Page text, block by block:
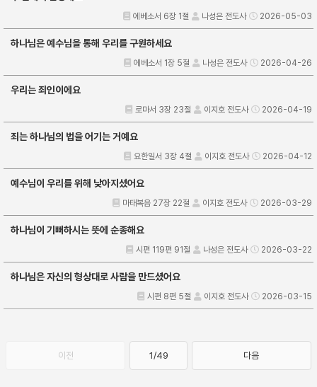
에베소서 6장 1절 나성은 전도사 2026-05-03
하나님은 예수님을 통해 우리를 구원하세요
에베소서 1장 5절 나성은 전도사 2026-04-26
우리는 죄인이에요
로마서 3장 23절 이지호 전도사 2026-04-19
죄는 하나님의 법을 어기는 거예요
요한일서 3장 4절 이지호 전도사 2026-04-12
예수님이 우리를 위해 낮아지셨어요
마태복음 27장 22절 이지호 전도사 2026-03-29
하나님이 기뻐하시는 뜻에 순종해요
시편 119편 91절 나성은 전도사 2026-03-22
하나님은 자신의 형상대로 사람을 만드셨어요
시편 8편 5절 이지호 전도사 2026-03-15
이전 1/49 다음